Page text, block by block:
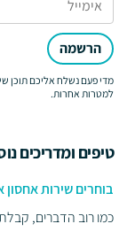
הרשמה
מדי פעם נשלח אליכם תוכן
למטרות אחרות.
טיפים ומדריכים
בוחרים שירות
כמו רוב הדברים,